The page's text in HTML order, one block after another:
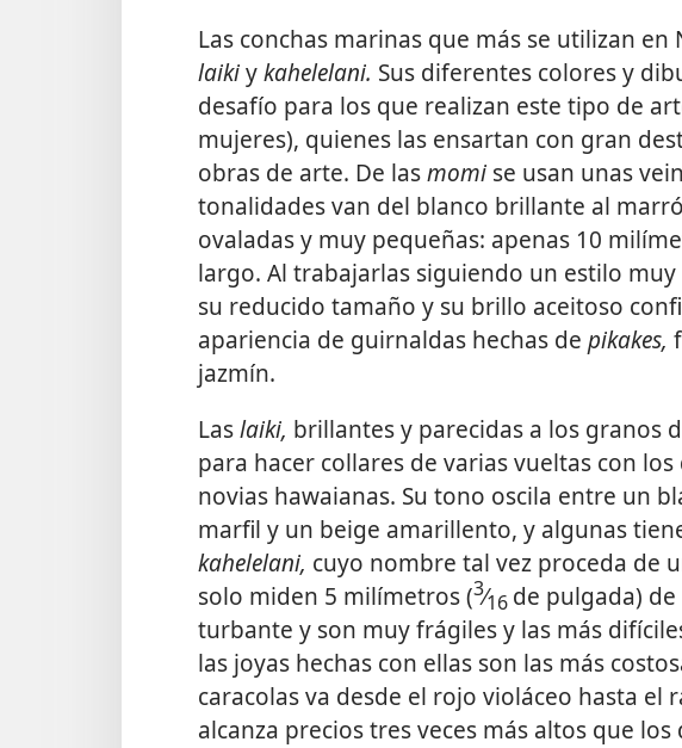
Las conchas marinas que más se utilizan en
laikiykahelelani. Sus diferentes colores y
desafío para los que realizan este tipo de
mujeres), quienes las ensartan con gran
obras de arte. De lasmomi se usan unas
tonalidades van del blanco brillante al
ovaladas y muy pequeñas: apenas 10
largo. Al trabajarlas siguiendo un estilo
su reducido tamaño y su brillo aceitoso
apariencia de guirnaldas hechas de pikakes,
jazmín.
Laslaiki, brillantes y parecidas a los granos
para hacer collares de varias vueltas con
novias hawaianas. Su tono oscila entre un
marfil y un beige amarillento, y algunas
kahelelani, cuyo nombre tal vez proceda de
solo miden 5 milímetros (3⁄16 de pulgada)
turbante y son muy frágiles y las más
las joyas hechas con ellas son las más
caracolas va desde el rojo violáceo hasta el
alcanza precios tres veces más altos que